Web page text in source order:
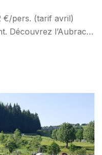
€/pers. (tarif avril)
Découvrez l’Aubrac
paysages sauvages
jusqu’à Laguiole,